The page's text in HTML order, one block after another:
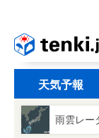
天気予報
雨雲レー